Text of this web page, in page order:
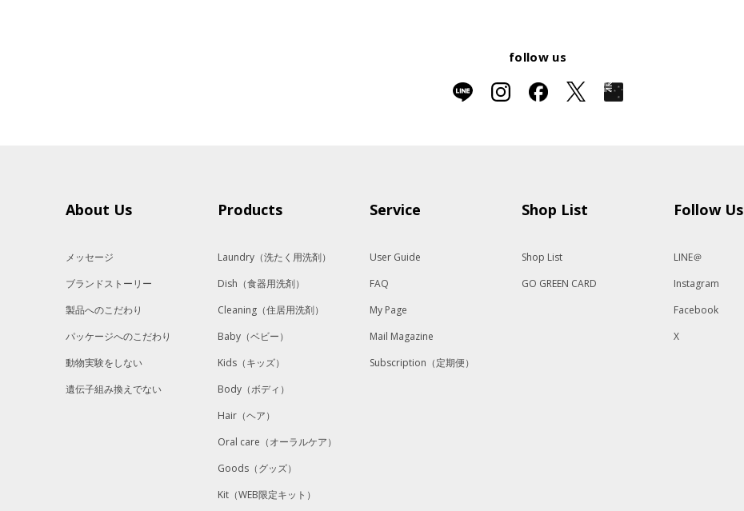
follow us
About Us
メッセージ
ブランドストーリー
製品へのこだわり
パッケージへのこだわり
動物実験をしない
遺伝子組み換えでない
Products
Laundry （洗たく用洗剤）
Dish （食器用洗剤）
Cleaning （住居用洗剤）
Baby （ベビー）
Kids （キッズ）
Body （ボディ）
Hair （ヘア）
Oral care （オーラルケア）
Goods （グッズ）
Kit （WEB限定キット）
Service
User Guide
FAQ
My Page
Mail Magazine
Subscription（定期便）
Shop List
Shop List
GO GREEN CARD
Follow Us
LINE＠
Instagram
Facebook
X